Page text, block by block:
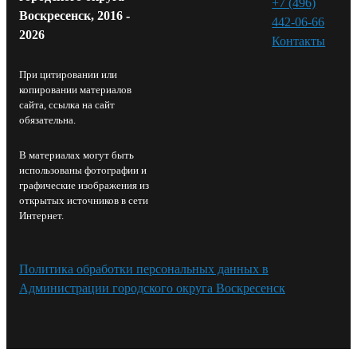
Воскресенск, 2016 -
2026
При цитировании или
копировании материалов
сайта, ссылка на сайт
обязательна.
В материалах могут быть
использованы фотографии и
графические изображения из
открытых источников в сети
Интернет.
442-06-66
Контакты⁠
Политика обработки персональных данных в
Администрации городского округа Воскресенск